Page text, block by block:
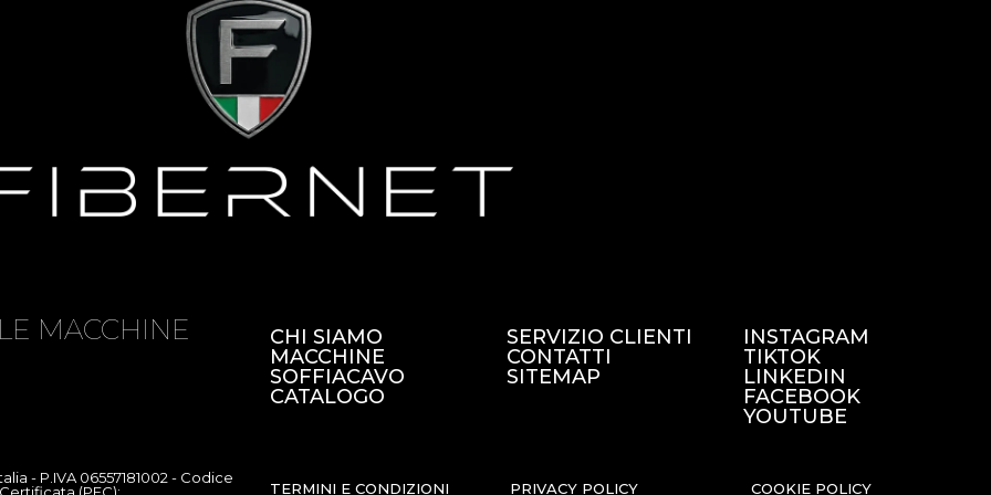
MACCHINE
CHI SIAMO
MACCHINE
SOFFIACAVO
CATALOGO
SERVIZIO CLIENTI
CONTATTI
SITEMAP
INSTAGRAM
TIKTOK
LINKEDIN
FACEBOOK
YOUTUBE
- P.IVA 06557181002 - Codice
TERMINI E CONDIZIONI PRIVACY POLICY COOKIE POLICY